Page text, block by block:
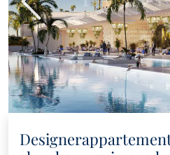
Vorige